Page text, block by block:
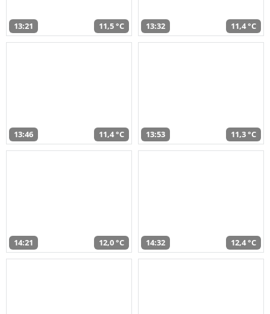
13:21 11,5 °C 13:32 11,4 °C
13:46 11,4 °C 13:53 11,3 °C
14:21 12,0 °C 14:32 12,4 °C